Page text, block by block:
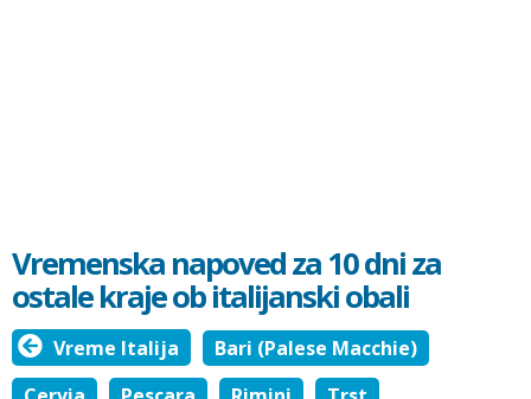
Vremenska napoved za 10 dni za
ostale kraje ob italijanski obali
Vreme Italija
Bari (Palese Macchie)